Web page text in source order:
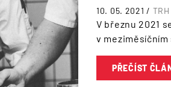
10. 05. 2021 /
V březnu 2021
v meziměsíčním
PŘEČÍST